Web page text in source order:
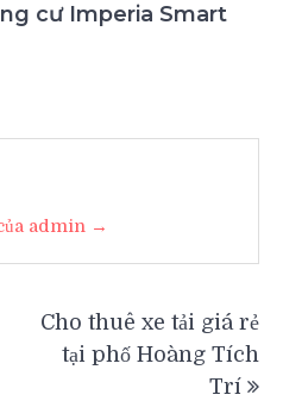
cư Imperia Smart
admin →
Cho thuê xe tải giá rẻ
tại phố Hoàng Tích
Trí